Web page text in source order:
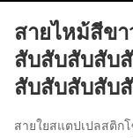
สายไหม้สีข
สับสับสับสับ
สับสับสับสับ
สายใยสแตปเปลสติก